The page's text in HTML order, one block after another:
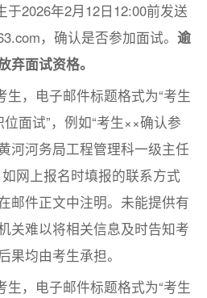
于2026年2月12日12:00前发送
，确认是否参加面试。 逾
弃面试资格。
生，电子邮件标题格式为“考生
面试”，例如“考生××确认参
河河务局工程管理科一级主任
网上报名时填报的联系方式
邮件正文中注明。未能提供有
关难以将相关信息及时告知考
果均由考生承担。
生，电子邮件标题格式为“考生